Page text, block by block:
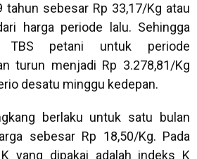
sebesar Rp 33,17/Kg atau
harga periode lalu. Sehingga
TBS petani untuk periode
turun menjadi Rp 3.278,81/Kg
desatu minggu kedepan.
berlaku untuk satu bulan
sebesar Rp 18,50/Kg. Pada
yang dipakai adalah indeks K